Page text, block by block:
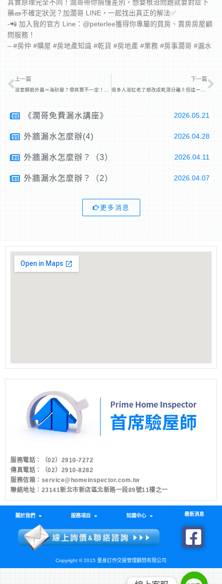
其實原理完全不同！濶哥帶你搞懂差別，想要根治問題就要對症下
藥🧱不確定狀況？加濶哥 LINE，一起找出真正的解法✅
-📲 加入我的官方 Line：@peterlee獲得你專屬的買房、賣房房屋顧
問服務！
– #房仲 #購屋 #房地產知識 #乾貨 #房地產 #業務 #房事濶哥 #漏水
上一頁
上一篇 下一篇
很多人浴缸老了想改成乾濕分離🚿但這一步，其實最容易踩雷
《濶哥免費漏水講座》 2026.05.21
外牆漏水怎麼辦(4) 2026.04.28
外牆漏水怎麼辦？（3） 2026.04.11
外牆漏水怎麼辦？（2） 2026.04.07
更多消息
服務電話：
（02）2910-7272
傳真電話：（02）2910-8282
服務信箱： service@homeinspector.com.tw
聯絡地址：23141新北市新店區北新路一段89號11樓之一
關於我們 服務項目 知識中心 最新消息
Copyright © 2015 量身訂作交屋管理顧問有限公司